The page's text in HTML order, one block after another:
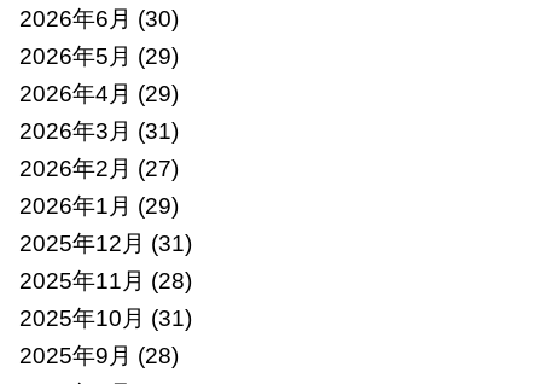
2026年6月 (30)
2026年5月 (29)
2026年4月 (29)
2026年3月 (31)
2026年2月 (27)
2026年1月 (29)
2025年12月 (31)
2025年11月 (28)
2025年10月 (31)
2025年9月 (28)